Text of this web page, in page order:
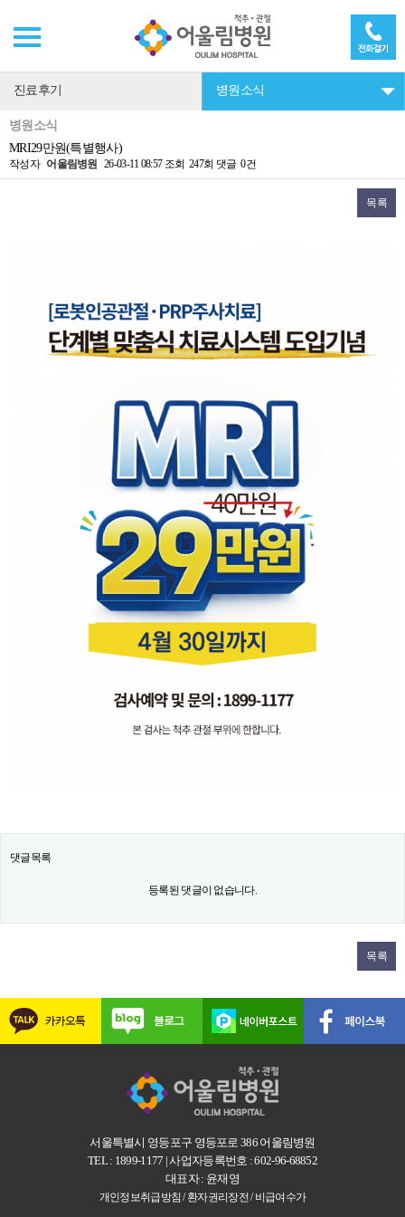
진료후기 병원소식
병원소식
MRI29만원(특별행사)
작성자 어울림병원 26-03-11 08:57조회 247회 댓글 0건
목록
댓글목록
등록된 댓글이 없습니다.
목록
서울특별시 영등포구 영등포로 386 어울림병원
TEL : 1899-1177 | 사업자등록번호 : 602-96-68852
대표자 : 윤재영
개인정보취급방침 / 환자권리장전 / 비급여수가